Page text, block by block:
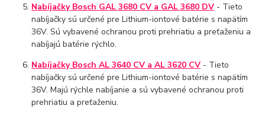
Nabíjačky Bosch GAL 3680 CV a GAL 3680 DV - Tieto
nabíjačky sú určené pre Lithium-iontové batérie s napätím
36V. Sú vybavené ochranou proti prehriatiu a preťaženiu a
nabíjajú batérie rýchlo.
Nabíjačky Bosch AL 3640 CV a AL 3620 CV - Tieto
nabíjačky sú určené pre Lithium-iontové batérie s napätím
36V. Majú rýchle nabíjanie a sú vybavené ochranou proti
prehriatiu a preťaženiu.